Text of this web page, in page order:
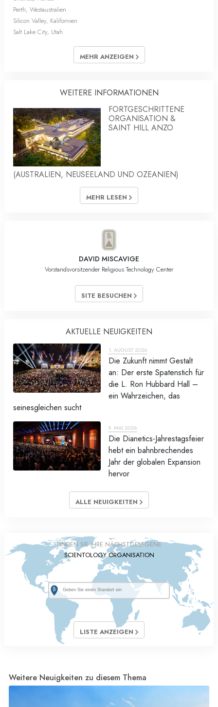
Perth, Westaustralien
Silicon Valley, Kalifornien
Salt Lake City, Utah
MEHR ANZEIGEN
WEITERE INFORMATIONEN
FORTGESCHRITTENE
ORGANISATION &
SAINT HILL ANZO
(AUSTRALIEN, NEUSEELAND UND OZEANIEN)
MEHR LESEN
DAVID MISCAVIGE
Vorstandsvorsitzender Religious Technology Center
SITE BESUCHEN
AKTUELLE NEUIGKEITEN
1. AUGUST 2026
Die Zukunft nimmt Gestalt
an: Der erste Spatenstich für
die L. Ron Hubbard Hall –
ein Wahrzeichen, das
seinesgleichen sucht
9. MAI 2026
Die Dianetics-Jahrestagsfeier
hebt ein bahnbrechendes
Jahr der globalen Expansion
hervor
ALLE NEUIGKEITEN
FINDEN SIE IHRE NÄCHSTGELEGENE
SCIENTOLOGY ORGANISATION
LISTE ANZEIGEN
Weitere Neuigkeiten zu diesem Thema